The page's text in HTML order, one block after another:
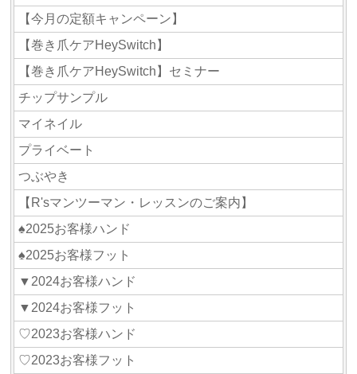
【今月の定額キャンペーン】
【巻き爪ケアHeySwitch】
【巻き爪ケアHeySwitch】セミナー
チップサンプル
マイネイル
プライベート
つぶやき
【R'sマンツーマン・レッスンのご案内】
♠2025お客様ハンド
♠2025お客様フット
▼2024お客様ハンド
▼2024お客様フット
♡2023お客様ハンド
♡2023お客様フット